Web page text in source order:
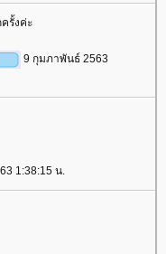
รั้งค่ะ
9 กุมภาพันธ์ 2563
1:38:15 น.